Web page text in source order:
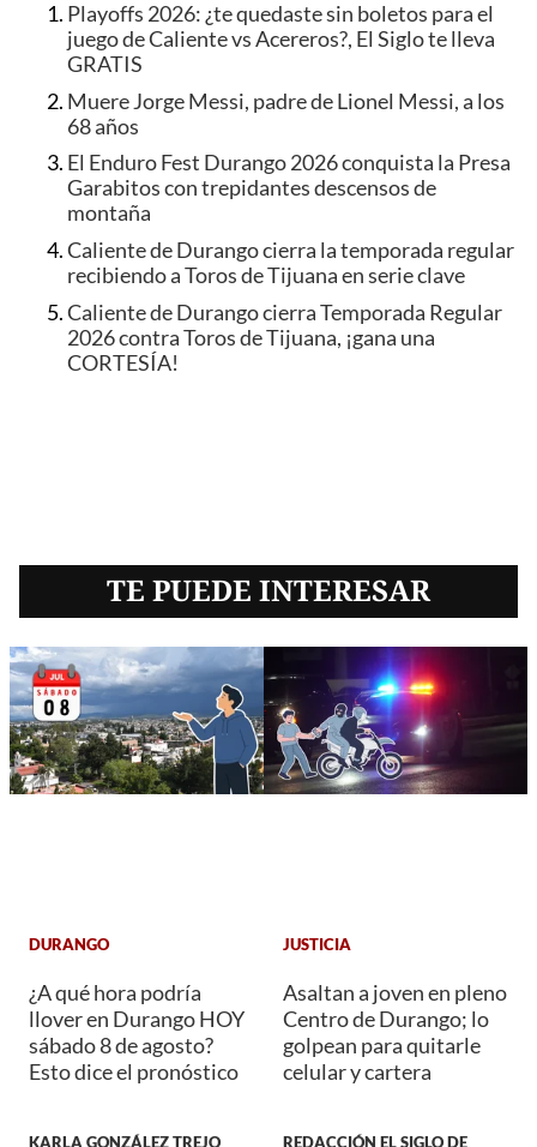
Playoffs 2026: ¿te quedaste sin boletos para el
juego de Caliente vs Acereros?, El Siglo te lleva
GRATIS
Muere Jorge Messi, padre de Lionel Messi, a los
68 años
El Enduro Fest Durango 2026 conquista la Presa
Garabitos con trepidantes descensos de
montaña
Caliente de Durango cierra la temporada regular
recibiendo a Toros de Tijuana en serie clave
Caliente de Durango cierra Temporada Regular
2026 contra Toros de Tijuana, ¡gana una
CORTESÍA!
TE PUEDE INTERESAR
DURANGO
¿A qué hora podría
llover en Durango HOY
sábado 8 de agosto?
Esto dice el pronóstico
KARLA GONZÁLEZ TREJO
JUSTICIA
Asaltan a joven en pleno
Centro de Durango; lo
golpean para quitarle
celular y cartera
REDACCIÓN EL SIGLO DE